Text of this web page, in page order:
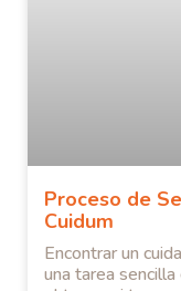
Proceso de
Cuidum
Encontrar un
una tarea